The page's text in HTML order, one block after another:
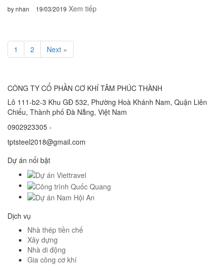
by nhan 19/03/2019 Xem tiếp
1 2 Next »
CÔNG TY CỔ PHẦN CƠ KHÍ TÂM PHÚC THÀNH
Lô 111-b2-3 Khu GĐ 532, Phường Hoà Khánh Nam, Quận Liên
Chiểu, Thành phố Đà Nẵng, Việt Nam
0902923305 -
tptsteel2018@gmail.com
Dự án nổi bật
Dịch vụ
Nhà thép tiền chế
Xây dựng
Nhà di động
Gia công cơ khí